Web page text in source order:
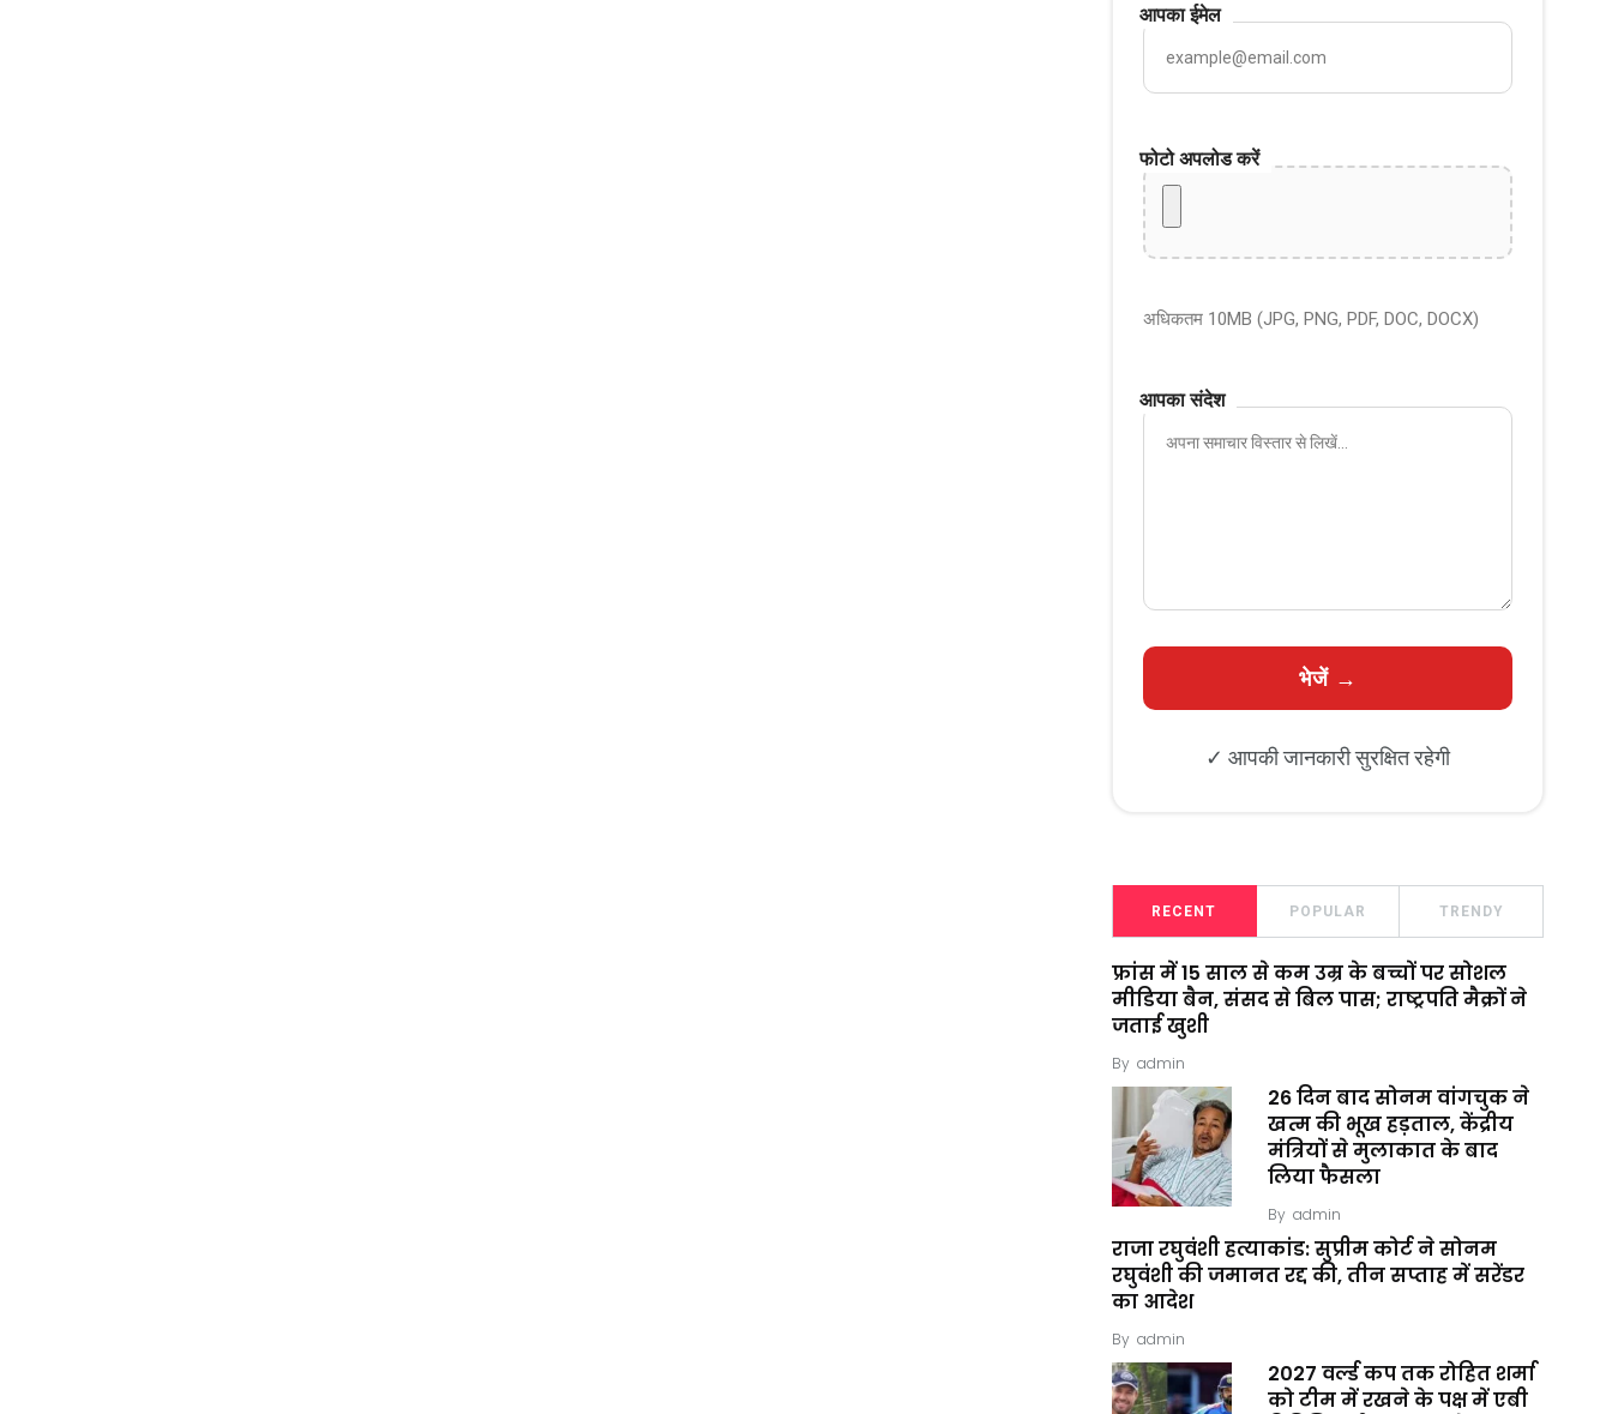
आपका ईमेल
फोटो अपलोड करें
अधिकतम 10MB (JPG, PNG, PDF, DOC, DOCX)
आपका संदेश
✓ आपकी जानकारी सुरक्षित रहेगी
RECENT POPULAR TRENDY
फ्रांस में 15 साल से कम उम्र के बच्चों पर सोशल
मीडिया बैन, संसद से बिल पास; राष्ट्रपति मैक्रों ने
जताई खुशी
By admin
26 दिन बाद सोनम वांगचुक ने
खत्म की भूख हड़ताल, केंद्रीय
मंत्रियों से मुलाकात के बाद
लिया फैसला
By admin
राजा रघुवंशी हत्याकांड: सुप्रीम कोर्ट ने सोनम
रघुवंशी की जमानत रद्द की, तीन सप्ताह में सरेंडर
का आदेश
By admin
2027 वर्ल्ड कप तक रोहित शर्मा
को टीम में रखने के पक्ष में एबी